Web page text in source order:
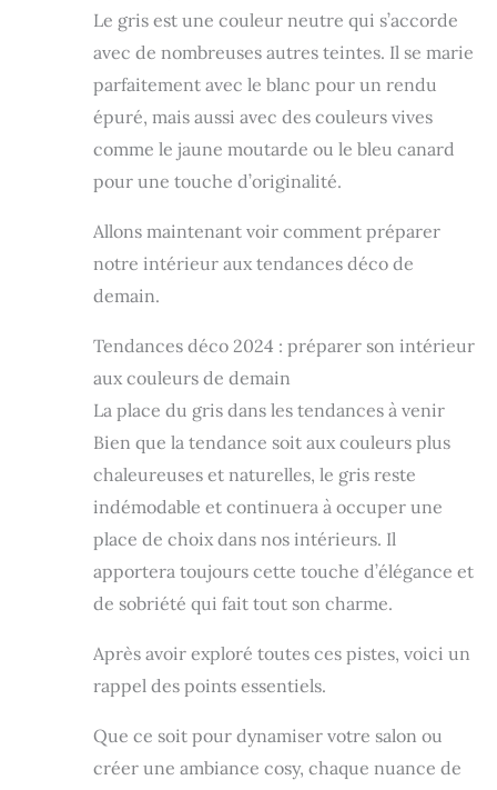
Le gris est une couleur neutre qui s’accorde
avec de nombreuses autres teintes. Il se marie
parfaitement avec le blanc pour un rendu
épuré, mais aussi avec des couleurs vives
comme le jaune moutarde ou le bleu canard
pour une touche d’originalité.
Allons maintenant voir comment préparer
notre intérieur aux tendances déco de
demain.
Tendances déco 2024 : préparer son intérieur
aux couleurs de demain
La place du gris dans les tendances à venir
Bien que la tendance soit aux couleurs plus
chaleureuses et naturelles, le gris reste
indémodable et continuera à occuper une
place de choix dans nos intérieurs. Il
apportera toujours cette touche d’élégance et
de sobriété qui fait tout son charme.
Après avoir exploré toutes ces pistes, voici un
rappel des points essentiels.
Que ce soit pour dynamiser votre salon ou
créer une ambiance cosy, chaque nuance de